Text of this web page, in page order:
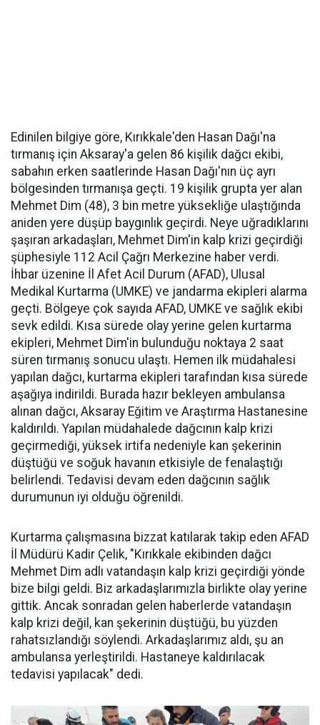
Edinilen bilgiye göre, Kırıkkale'den Hasan Dağı'na
tırmanış için Aksaray'a gelen 86 kişilik dağcı ekibi,
sabahın erken saatlerinde Hasan Dağı'nın üç ayrı
bölgesinden tırmanışa geçti. 19 kişilik grupta yer alan
Mehmet Dim (48), 3 bin metre yüksekliğe ulaştığında
aniden yere düşüp baygınlık geçirdi. Neye uğradıklarını
şaşıran arkadaşları, Mehmet Dim'in kalp krizi geçirdiği
şüphesiyle 112 Acil Çağrı Merkezine haber verdi.
İhbar üzenine İl Afet Acil Durum (AFAD), Ulusal
Medikal Kurtarma (UMKE) ve jandarma ekipleri alarma
geçti. Bölgeye çok sayıda AFAD, UMKE ve sağlık ekibi
sevk edildi. Kısa sürede olay yerine gelen kurtarma
ekipleri, Mehmet Dim'in bulunduğu noktaya 2 saat
süren tırmanış sonucu ulaştı. Hemen ilk müdahalesi
yapılan dağcı, kurtarma ekipleri tarafından kısa sürede
aşağıya indirildi. Burada hazır bekleyen ambulansa
alınan dağcı, Aksaray Eğitim ve Araştırma Hastanesine
kaldırıldı. Yapılan müdahalede dağcının kalp krizi
geçirmediği, yüksek irtifa nedeniyle kan şekerinin
düştüğü ve soğuk havanın etkisiyle de fenalaştığı
belirlendi. Tedavisi devam eden dağcının sağlık
durumunun iyi olduğu öğrenildi.
Kurtarma çalışmasına bizzat katılarak takip eden AFAD
İl Müdürü Kadir Çelik, "Kırıkkale ekibinden dağcı
Mehmet Dim adlı vatandaşın kalp krizi geçirdiği yönde
bize bilgi geldi. Biz arkadaşlarımızla birlikte olay yerine
gittik. Ancak sonradan gelen haberlerde vatandaşın
kalp krizi değil, kan şekerinin düştüğü, bu yüzden
rahatsızlandığı söylendi. Arkadaşlarımız aldı, şu an
ambulansa yerleştirildi. Hastaneye kaldırılacak
tedavisi yapılacak" dedi.